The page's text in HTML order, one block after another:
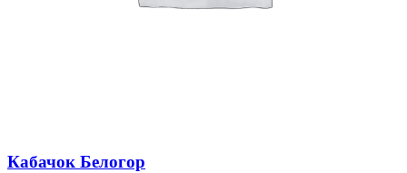
Кабачок Белогор